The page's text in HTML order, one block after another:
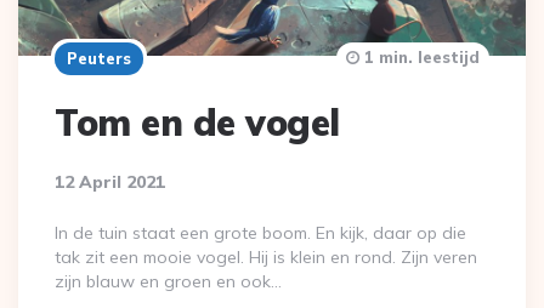
Peuters
Tom en de vogel
12 April 2021
1 min. leestijd
In de tuin staat een grote boom. En kijk, daar op die
tak zit een mooie vogel. Hij is klein en rond. Zijn veren
zijn blauw en groen en ook…